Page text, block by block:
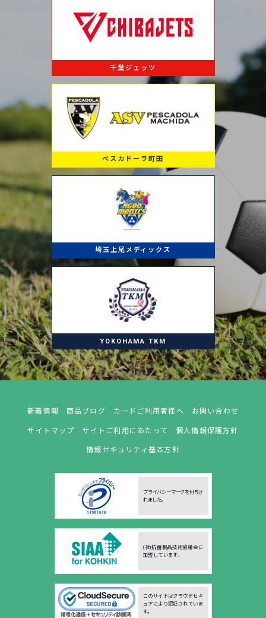
千葉ジェッツ
ペスカドーラ町田
埼玉上尾メディックス
YOKOHAMA TKM
新着情報 商品ブログ カードご利用者様へ
お問い合わせ
サイトマップ
サイトご利用にあたって
個人情報保護方針
情報セキュリティ基本方針
プライバシーマークを付与さ
れました。
(社)抗菌製品技術協議会に
加盟しています。
このサイトはクラウドセキ
ュアにより認証されていま
す。